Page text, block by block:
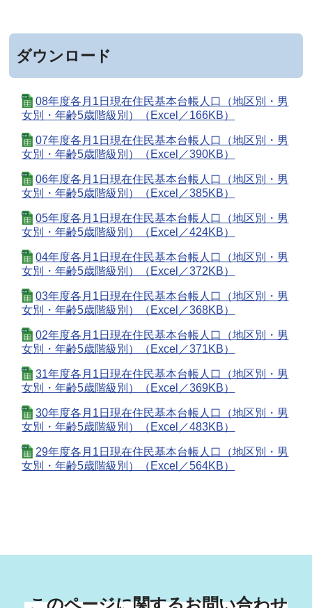
ダウンロード
08年度各月1日現在住民基本台帳人口（地区別・男
女別・年齢5歳階級別）（Excel／166KB）
07年度各月1日現在住民基本台帳人口（地区別・男
女別・年齢5歳階級別）（Excel／390KB）
06年度各月1日現在住民基本台帳人口（地区別・男
女別・年齢5歳階級別）（Excel／385KB）
05年度各月1日現在住民基本台帳人口（地区別・男
女別・年齢5歳階級別）（Excel／424KB）
04年度各月1日現在住民基本台帳人口（地区別・男
女別・年齢5歳階級別）（Excel／372KB）
03年度各月1日現在住民基本台帳人口（地区別・男
女別・年齢5歳階級別）（Excel／368KB）
02年度各月1日現在住民基本台帳人口（地区別・男
女別・年齢5歳階級別）（Excel／371KB）
31年度各月1日現在住民基本台帳人口（地区別・男
女別・年齢5歳階級別）（Excel／369KB）
30年度各月1日現在住民基本台帳人口（地区別・男
女別・年齢5歳階級別）（Excel／483KB）
29年度各月1日現在住民基本台帳人口（地区別・男
女別・年齢5歳階級別）（Excel／564KB）